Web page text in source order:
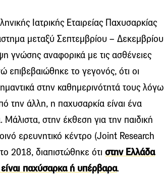
Ιατρικής Εταιρείας Παχυσαρκίας
μεταξύ Σεπτεμβρίου – Δεκεμβρίου
γνώσης αναφορικά με τις ασθένειες
επιβεβαιώθηκε το γεγονός, ότι οι
στην καθημερινότητά τους λόγω
την άλλη, η παχυσαρκία είναι ένα
στην έκθεση για την παιδική
ερευνητικό κέντρο (Joint Research
2018, διαπιστώθηκε ότι στην Ελλάδα
παχύσαρκα ή υπέρβαρα.